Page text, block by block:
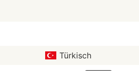
Türkisch